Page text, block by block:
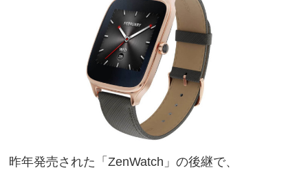
昨年発売された「ZenWatch」の後継で、